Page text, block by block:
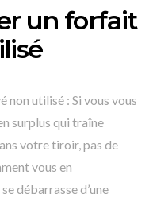
un forfait
utilisé : Si vous vous
surplus qui traîne
votre tiroir, pas de
vous en
débarrasse d’une